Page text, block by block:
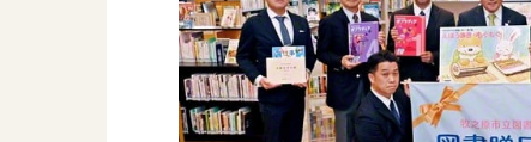
創価学会の三代会長
初代会長・牧口常三郎先生
第2代会長・戸田城聖先生
友人葬
彼岸